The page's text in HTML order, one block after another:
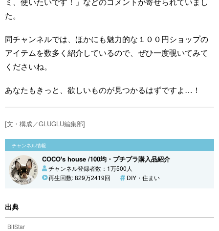
た。
同チャンネルでは、ほかにも魅力的な１００円ショップの
アイテムを数多く紹介しているので、ぜひ一度覗いてみて
くださいね。
あなたもきっと、欲しいものが見つかるはずですよ…！
[文・構成／GLUGLU編集部]
チャンネル情報
COCO's house /100均・プチプラ購入品紹介
チャンネル登録者数：1万500人
再生回数: 829万2419回
DIY・住まい
出典
BitStar